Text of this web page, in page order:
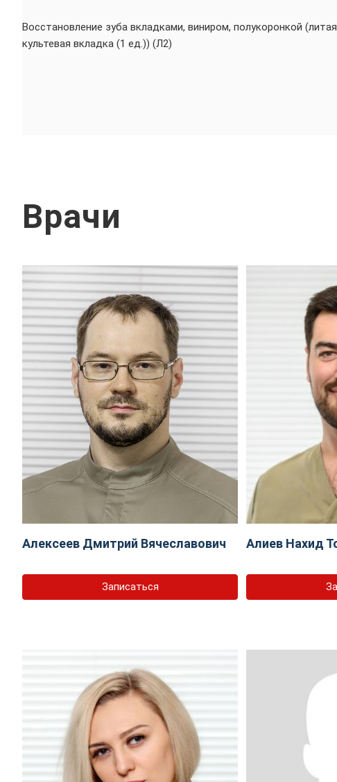
Восстановление зуба вкладками, виниром, полукоронкой
культевая вкладка (1 ед.)) (Л2)
Врачи
Алексеев Дмитрий Вячеславович
Записаться
Алиев Нахид